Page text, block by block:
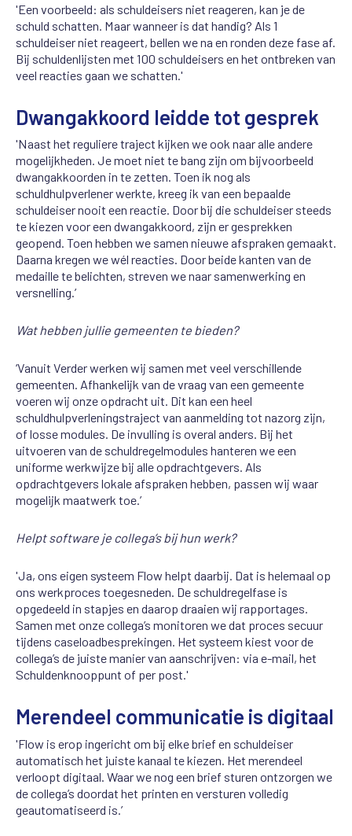
'Een voorbeeld: als schuldeisers niet reageren, kan je de
schuld schatten. Maar wanneer is dat handig? Als 1
schuldeiser niet reageert, bellen we na en ronden deze fase af.
Bij schuldenlijsten met 100 schuldeisers en het ontbreken van
veel reacties gaan we schatten.'
Dwangakkoord leidde tot gesprek
'Naast het reguliere traject kijken we ook naar alle andere
mogelijkheden. Je moet niet te bang zijn om bijvoorbeeld
dwangakkoorden in te zetten. Toen ik nog als
schuldhulpverlener werkte, kreeg ik van een bepaalde
schuldeiser nooit een reactie. Door bij die schuldeiser steeds
te kiezen voor een dwangakkoord, zijn er gesprekken
geopend. Toen hebben we samen nieuwe afspraken gemaakt.
Daarna kregen we wél reacties. Door beide kanten van de
medaillete belichten, streven we naar samenwerking en
versnelling.’
Wat hebben jullie gemeenten te bieden?
‘Vanuit Verder werken wij samen met veel verschillende
gemeenten. Afhankelijk van de vraag van een gemeente
voeren wij onze opdracht uit. Dit kan een heel
schuldhulpverleningstraject van aanmelding tot nazorg zijn,
of losse modules. De invulling is overal anders. Bij het
uitvoeren van de schuldregelmodules hanteren we een
uniforme werkwijze bij alle opdrachtgevers. Als
opdrachtgevers lokale afspraken hebben, passen wij waar
mogelijk maatwerk toe.’
Helpt software je collega’s bij hun werk?
'Ja, ons eigen systeem Flow helpt daarbij. Dat is helemaal op
ons werkproces toegesneden. De schuldregelfase is
opgedeeld in stapjes en daarop draaien wij rapportages.
Samen met onze collega’s monitoren we dat proces secuur
tijdens caseloadbesprekingen. Het systeem kiest voor de
collega’s de juiste manier van aanschrijven: via e-mail, het
Schuldenknooppunt of per post.'
Merendeel communicatie is digitaal
'Flow is erop ingericht om bij elke brief en schuldeiser
automatisch het juiste kanaal te kiezen. Het merendeel
verloopt digitaal. Waar we nog een brief sturen ontzorgen we
de collega’s doordat het printen en versturen volledig
geautomatiseerd is.’